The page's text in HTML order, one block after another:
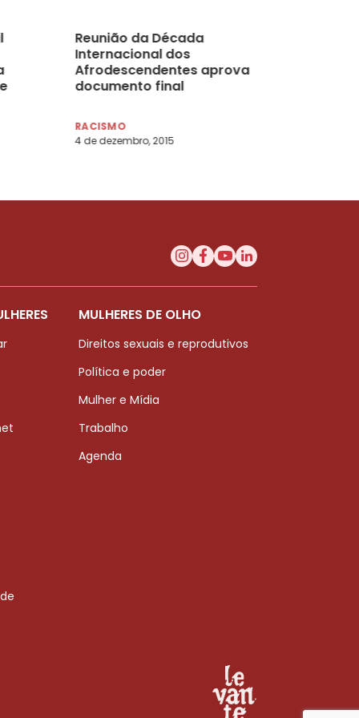
Reunião da Década
Internacional dos
Afrodescendentes aprova
documento final
RACISMO
4 de dezembro, 2015
MULHERES DE OLHO
Direitos sexuais e reprodutivos
Política e poder
Mulher e Mídia
Trabalho
Agenda